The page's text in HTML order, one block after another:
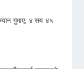
गुमाए, ४ सय ४५